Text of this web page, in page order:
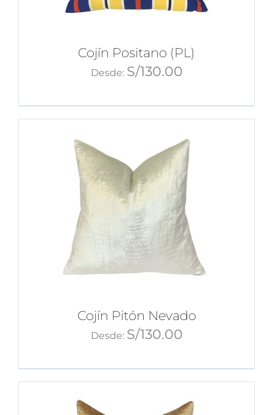
Cojín Positano (PL)
Desde: S/130.00
Cojín Pitón Nevado
Desde: S/130.00